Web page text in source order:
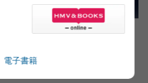
マー、アルバイト生活…地
電子書籍